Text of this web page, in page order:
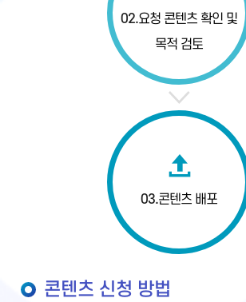
02.요청 콘텐츠 확인 및
목적 검토
03.콘텐츠 배포
콘텐츠 신청 방법